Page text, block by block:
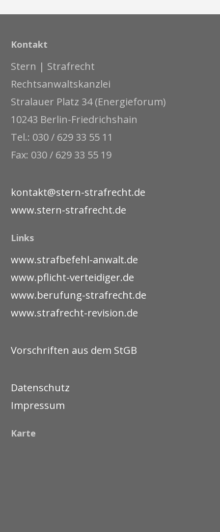
Kontakt
Stern | Strafrecht
Rechtsanwaltskanzlei
Stralauer Platz 34 (Energieforum)
10243 Berlin-Friedrichshain
Tel.: 030 / 629 33 55 11
Fax: 030 / 629 33 55 19
kontakt@stern-strafrecht.de
www.stern-strafrecht.de
Links
www.strafbefehl-anwalt.de
www.pflicht-verteidiger.de
www.berufung-strafrecht.de
www.strafrecht-revision.de
Vorschriften aus dem StGB
Datenschutz
Impressum
Karte